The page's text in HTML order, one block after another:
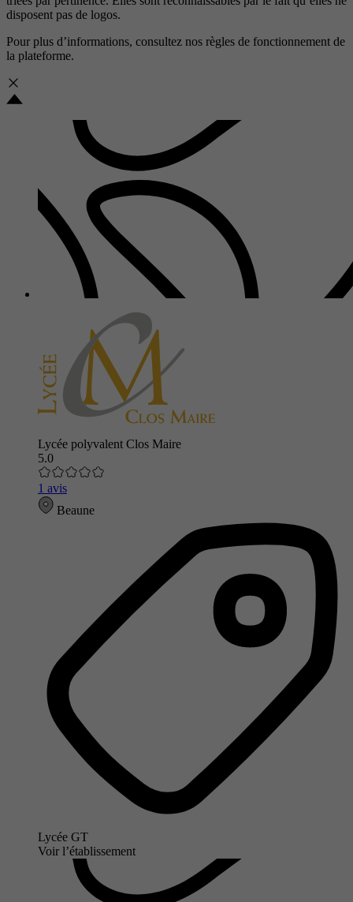
disposent pas de logos.
Pour plus d’informations, consultez nos règles de fonctionnement de
la plateforme.
Lycée polyvalent Clos Maire
5.0
1 avis
Beaune
Lycée GT
Voir l’établissement